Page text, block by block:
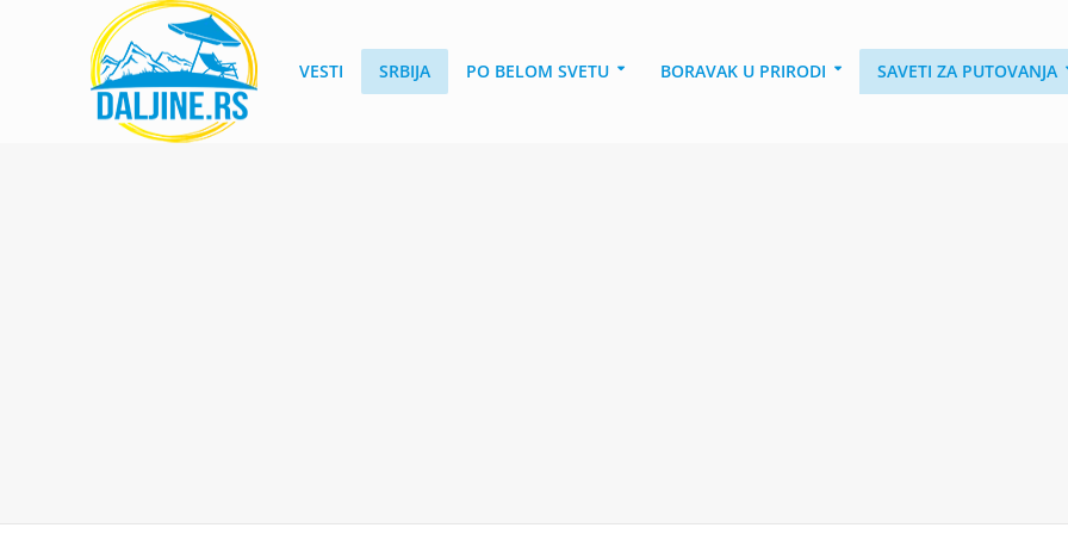
VESTI SRBIJA PO BELOM SVETU BORAVAK U PRIRODI SAVETI ZA PUTOVANJA